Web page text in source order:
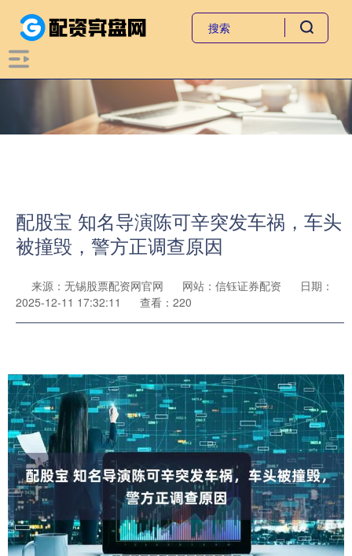
配股宝 知名导演陈可辛突发车祸，车头
被撞毁，警方正调查原因
来源：无锡股票配资网官网 网站：信钰证券配资
日期：
2025-12-11 17:32:11
查看：220